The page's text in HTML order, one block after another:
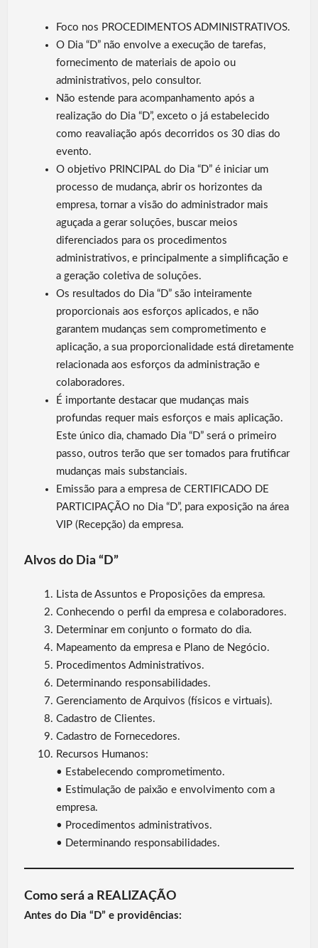
Foco nos PROCEDIMENTOS ADMINISTRATIVOS.
O Dia “D” não envolve a execução de tarefas,
fornecimento de materiais de apoio ou
administrativos, pelo consultor.
Não estende para acompanhamento após a
realização do Dia “D”, exceto o já estabelecido
como reavaliação após decorridos os 30 dias do
evento.
O objetivo PRINCIPAL do Dia “D” é iniciar um
processo de mudança, abrir os horizontes da
empresa, tornar a visão do administrador mais
aguçada a gerar soluções, buscar meios
diferenciados para os procedimentos
administrativos, e principalmente a simplificação e
a geração coletiva de soluções.
Os resultados do Dia “D” são inteiramente
proporcionais aos esforços aplicados, e não
garantem mudanças sem comprometimento e
aplicação, a sua proporcionalidade está diretamente
relacionada aos esforços da administração e
colaboradores.
É importante destacar que mudanças mais
profundas requer mais esforços e mais aplicação.
Este único dia, chamado Dia “D” será o primeiro
passo, outros terão que ser tomados para frutificar
mudanças mais substanciais.
Emissão para a empresa de CERTIFICADO DE
PARTICIPAÇÃO no Dia “D”, para exposição na área
VIP (Recepção) da empresa.
Alvos do Dia “D”
Lista de Assuntos e Proposições da empresa.
Conhecendo o perfil da empresa e colaboradores.
Determinar em conjunto o formato do dia.
Mapeamento da empresa e Plano de Negócio.
Procedimentos Administrativos.
Determinando responsabilidades.
Gerenciamento de Arquivos (físicos e virtuais).
Cadastro de Clientes.
Cadastro de Fornecedores.
Recursos Humanos:
• Estabelecendo comprometimento.
• Estimulação de paixão e envolvimento com a
empresa.
• Procedimentos administrativos.
• Determinando responsabilidades.
Como será a REALIZAÇÃO
Antes do Dia “D” e providências: